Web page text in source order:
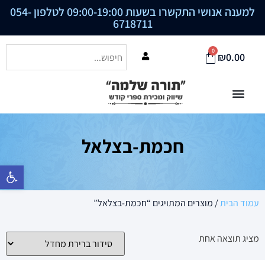
פתח סרגל
למענה אנושי התקשרו בשעות 09:00-19:00 לטלפון 054-
6718711
₪0.00
0
חכמת-בצלאל
עמוד הבית/ מוצרים המתויגים “חכמת-בצלאל”
מציג תוצאה אחת